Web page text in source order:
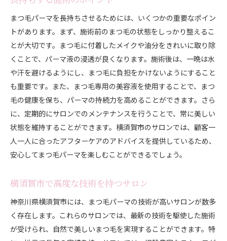
まつ毛パーマを長持ちさせるためには、いくつかの重要なポイン
トがあります。まず、施術前のまつ毛の状態をしっかり整えるこ
とが大切です。まつ毛に付着したメイクや油分をきれいに取り除
くことで、パーマ液の浸透が良くなります。施術後は、一晩は水
や汗を避けるようにし、まつ毛に負担をかけないようにすること
も重要です。また、まつ毛専用の美容液を使用することで、まつ
毛の健康を保ち、パーマの持続力を高めることができます。さら
に、定期的にサロンでのメンテナンスを行うことで、常に美しい
状態を維持することができます。横須賀市のサロンでは、顧客一
人一人に合ったアフターケアのアドバイスを提供しているため、
安心してまつ毛パーマを楽しむことができるでしょう。
横須賀市で高度な技術を持つサロン
神奈川県横須賀市には、まつ毛パーマの技術が高いサロンが数多
く存在します。これらのサロンでは、最新の技術を駆使した施術
が受けられ、自然で美しいまつ毛を実現することができます。特